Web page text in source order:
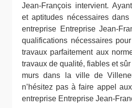
Jean-François intervient.
et aptitudes nécessaires
entreprise Entreprise Jean-
qualifications nécessaires
travaux parfaitement aux
travaux de qualité, fiables et
murs dans la ville de
n’hésitez pas à faire appel
entreprise Entreprise Jean-